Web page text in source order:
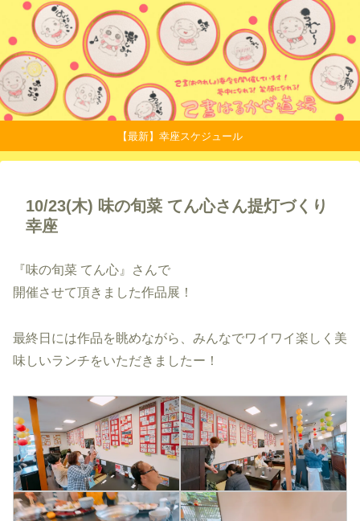
【最新】幸座スケジュール
10/23(木) 味の旬菜 てん心さん提灯づくり
幸座
『味の旬菜 てん心』さんで
開催させて頂きました作品展！
最終日には作品を眺めながら、みんなでワイワイ楽しく美
味しいランチをいただきましたー！